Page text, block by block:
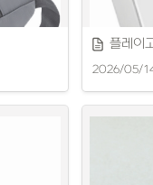
플레이
2026/05/